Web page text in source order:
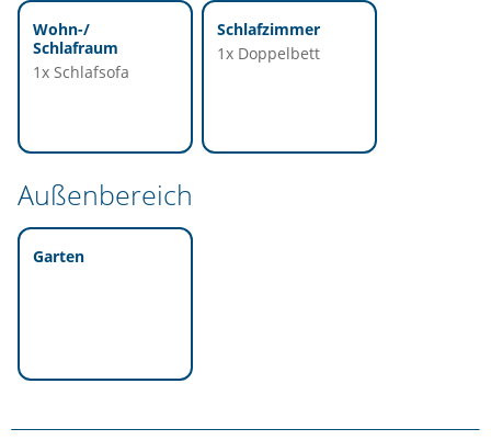
Wohn-/
Schlafraum
1x Schlafsofa
Schlafzimmer
1x Doppelbett
Außenbereich
Garten